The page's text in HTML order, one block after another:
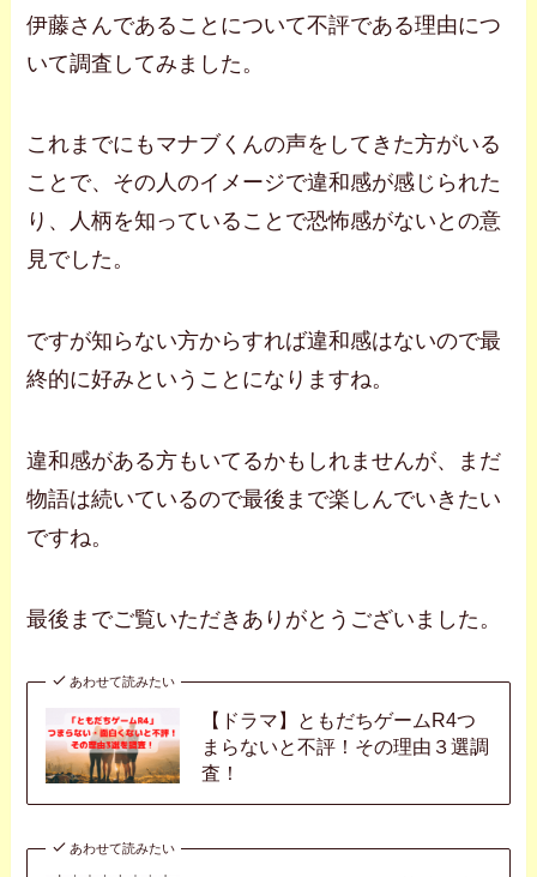
伊藤さんであることについて不評である理由につ
いて調査してみました。
これまでにもマナブくんの声をしてきた方がいる
ことで、その人のイメージで違和感が感じられた
り、人柄を知っていることで恐怖感がないとの意
見でした。
ですが知らない方からすれば違和感はないので最
終的に好みということになりますね。
違和感がある方もいてるかもしれませんが、まだ
物語は続いているので最後まで楽しんでいきたい
ですね。
最後までご覧いただきありがとうございました。
あわせて読みたい
【ドラマ】ともだちゲームR4つ
まらないと不評！その理由３選調
査！
あわせて読みたい